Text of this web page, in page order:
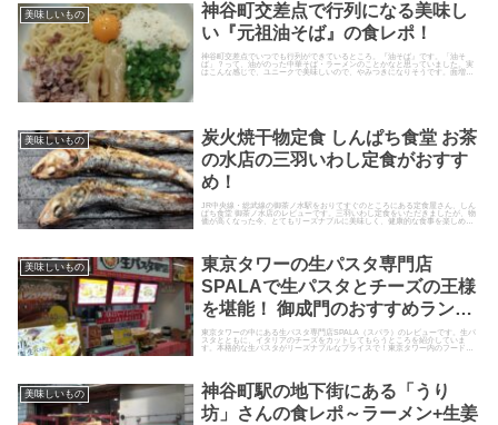
美味しいもの
神谷町交差点で行列になる美味し
い『元祖油そば』の食レポ！
神谷町交差点でいつでも行列ができているところ。『油そば』です。「油そ
ば」？って、油がのった中華そば・ラーメンのことかなと思っていました。実
はこんな感じで、ユニークで美味しいので、やみつきになりそうです。面増し
美味しいもの
炭火焼干物定食 しんぱち食堂 お茶
の水店の三羽いわし定食がおすす
め！
JR中央線・総武線の御茶ノ水駅をおりてすぐのところにある定食屋さん、しん
ぱち食堂 御茶ノ水店のレビューです。三羽いわし定食をいただきましたが、物
価が高くなった今、とてもリーズナブルに美味しく、健康的な食事を楽しめま
美味しいもの
東京タワーの生パスタ専門店
SPALAで生パスタとチーズの王様
を堪能！ 御成門のおすすめラン
チ！
東京タワーの中にある生パスタ専門店SPALA（スパラ）のレビューです。生パ
スタとともに、イタリアのチーズをカットしてもらうところを紹介していま
す。本格的な生パスタがリーズナブルなプライスで！東京タワー内のフードコ
ートにある生パスタ専門店SP...
美味しいもの
神谷町駅の地下街にある「うり
坊」さんの食レポ～ラーメン+生姜